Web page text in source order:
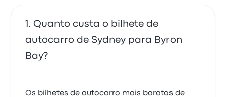
Quanto custa o bilhete de
autocarro de Sydney para Byron
Bay?
Os bilhetes de autocarro mais baratos de